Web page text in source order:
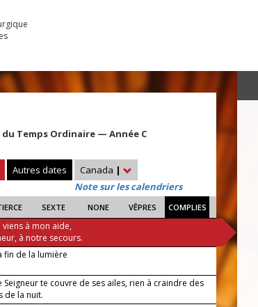
du Temps Ordinaire — Année C
Autres dates Canada |
Note sur les calendriers
SEXTE NONE VÊPRES COMPLIES
viens à mon aide,
à notre secours.
fin de la lumière
Seigneur te couvre de ses ailes, rien à craindre des
de la nuit.